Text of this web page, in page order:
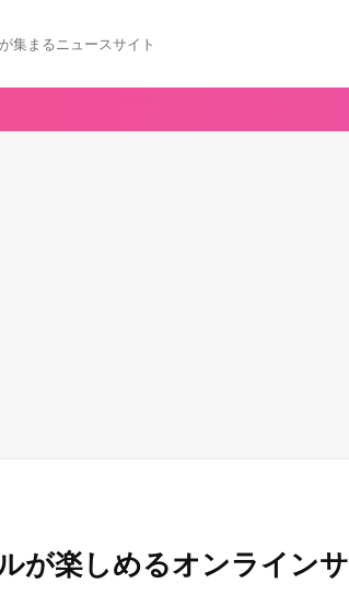
集まるニュースサイト
が楽しめるオンラインサ